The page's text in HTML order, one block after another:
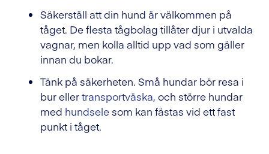
Säkerställ att din hund är välkommen på
tåget. De flesta tågbolag tillåter djur i utvalda
vagnar, men kolla alltid upp vad som gäller
innan du bokar.
Tänk på säkerheten. Små hundar bör resa i
bur ellertransportväska, och större hundar
med hundselesom kan fästas vid ett fast
punkt i tåget.